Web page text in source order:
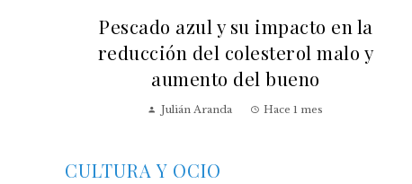
Pescado azul y su impacto en la
reducción del colesterol malo y
aumento del bueno
Julián Aranda Hace 1 mes
CULTURA Y OCIO